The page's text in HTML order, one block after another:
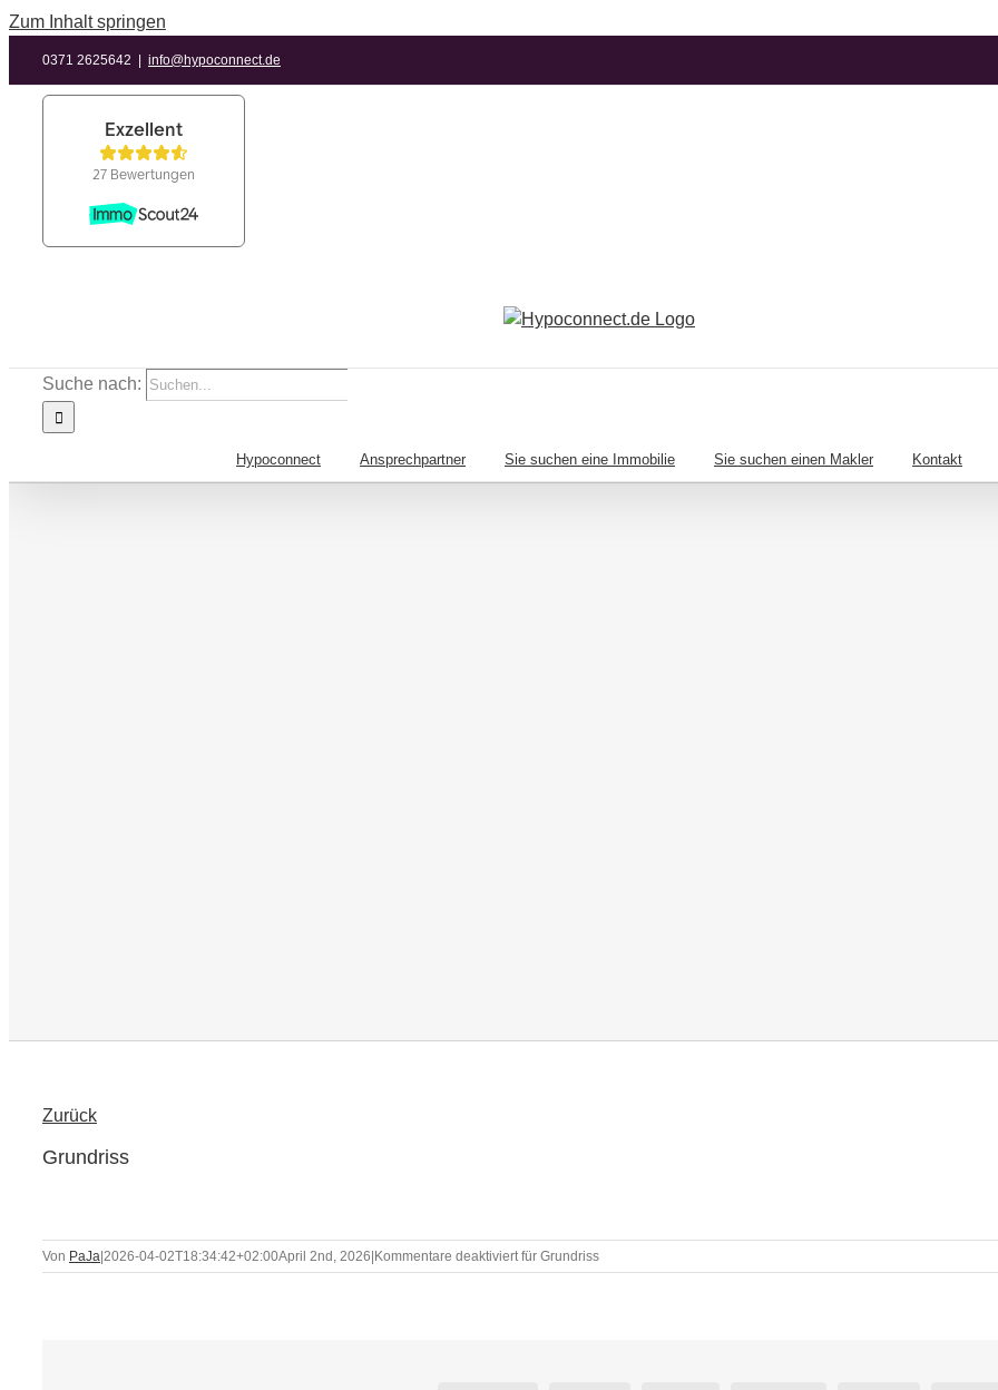
Zum Inhalt springen
0371 2625642 info@hypoconnect.de
Suche nach:
Hypoconnect Ansprechpartner Sie suchen eine Immobilie Sie suchen einen Makler Kontakt
Zurück
Grundriss
Von PaJa 2026-04-02T18:34:42+02:00April 2nd, 2026 Kommentare deaktiviertfür Grundriss